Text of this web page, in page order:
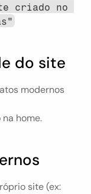
criado no
do site
modernos
home.
site (ex: